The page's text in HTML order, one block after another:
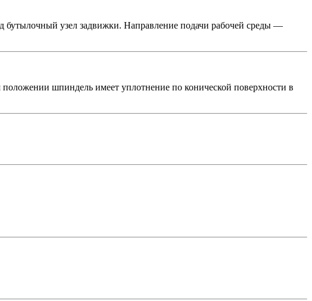
бутылочный узел задвижки. Направление подачи рабочей среды —
шпиндель имеет уплотнение по конической поверхности в